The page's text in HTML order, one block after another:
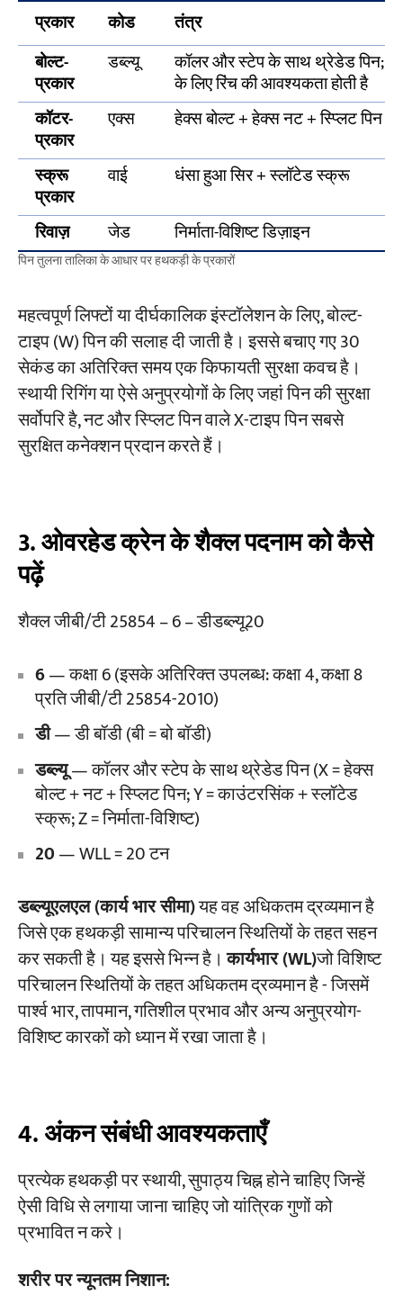
प्रकार कोड
तंत्र
बोल्ट-
प्रकार
डब्ल्यू कॉलर और स्टेप के साथ थ्रेडेड पिन;
के लिए रिंच की आवश्यकता होती है
कॉटर-
प्रकार
एक्स हेक्स बोल्ट + हेक्स नट + स्प्लिट पिन
स्क्रू
प्रकार
वाई धंसा हुआ सिर + स्लॉटेड स्क्रू
रिवाज़ जेड निर्माता-विशिष्ट डिज़ाइन
पिन तुलना तालिका के आधार पर हथकड़ी के प्रकारों
महत्वपूर्ण लिफ्टों या दीर्घकालिक इंस्टॉलेशन के लिए, बोल्ट-
टाइप (W) पिन की सलाह दी जाती है। इससे बचाए गए 30
सेकंड का अतिरिक्त समय एक किफायती सुरक्षा कवच है।
स्थायी रिगिंग या ऐसे अनुप्रयोगों के लिए जहां पिन की सुरक्षा
सर्वोपरि है, नट और स्प्लिट पिन वाले X-टाइप पिन सबसे
सुरक्षित कनेक्शन प्रदान करते हैं।
3. ओवरहेड क्रेन के शैक्ल पदनाम को कैसे
पढ़ें
शैक्ल जीबी/टी 25854 – 6 – डीडब्ल्यू20
6— कक्षा 6 (इसके अतिरिक्त उपलब्ध: कक्षा 4, कक्षा 8
प्रति जीबी/टी 25854-2010)
डी— डी बॉडी (बी = बो बॉडी)
डब्ल्यू— कॉलर और स्टेप के साथ थ्रेडेड पिन (X = हेक्स
बोल्ट + नट + स्प्लिट पिन; Y = काउंटरसिंक + स्लॉटेड
स्क्रू; Z = निर्माता-विशिष्ट)
20— WLL = 20 टन
डब्ल्यूएलएल (कार्य भार सीमा)यह वह अधिकतम द्रव्यमान है
जिसे एक हथकड़ी सामान्य परिचालन स्थितियों के तहत सहन
कर सकती है। यह इससे भिन्न है।कार्यभार (WL)जो विशिष्ट
परिचालन स्थितियों के तहत अधिकतम द्रव्यमान है - जिसमें
पार्श्व भार, तापमान, गतिशील प्रभाव और अन्य अनुप्रयोग-
विशिष्ट कारकों को ध्यान में रखा जाता है।
4. अंकन संबंधी आवश्यकताएँ
प्रत्येक हथकड़ी पर स्थायी, सुपाठ्य चिह्न होने चाहिए जिन्हें
ऐसी विधि से लगाया जाना चाहिए जो यांत्रिक गुणों को
प्रभावित न करे।
शरीर पर न्यूनतम निशान: